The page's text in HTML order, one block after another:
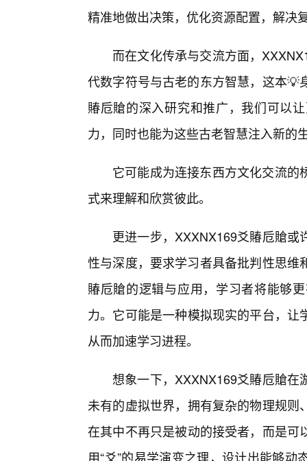
精准地做出决策，优化资源配置，解决
而在文化传承与交流方面，
代数字符号与古老的东方智慧，这本
賰卮賶的深入研究和推广，我们可以
力，同时也能为这些古老智慧注入新的
它可能成为连接东西方文化交流
式来理解和欣赏彼此。
更进一步，XXXNX169爻賰卮賶
性与深度，要求学习者具备批判性思
賰卮賶的逻辑与应用，学习者将能够
力。它可能是一种模拟现实的平台，
从而加速学习进程。
想象一下，XXXNX169爻賰卮賶
未有的虚拟世界，拥有复杂的物理规
在其中不再只是被动的接受者，而是
用“爻”的易学演变之理，设计出能够